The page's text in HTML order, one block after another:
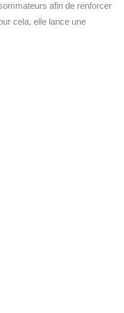
afin de renforcer
cela, elle lance une